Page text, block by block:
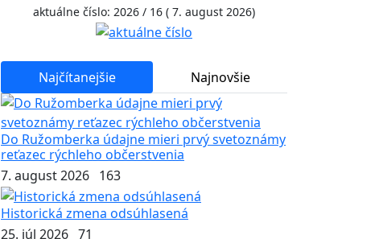
aktuálne číslo: 2026 / 16 ( 7. august 2026)
Najčítanejšie Najnovšie
Do Ružomberka údajne mieri prvý svetoznámy
reťazec rýchleho občerstvenia
7. august 2026 163
Historická zmena odsúhlasená
25. júl 2026 71